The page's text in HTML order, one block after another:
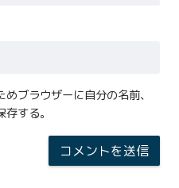
ブラウザーに自分の名前、
する。